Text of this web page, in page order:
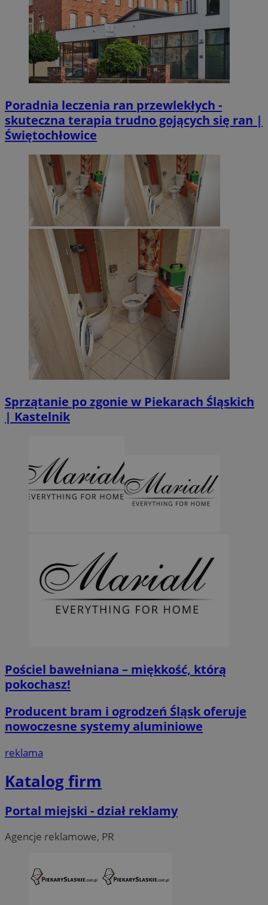
Poradnia leczenia ran przewlekłych -
skuteczna terapia trudno gojących się ran |
Świętochłowice
Sprzątanie po zgonie w Piekarach Śląskich
| Kastelnik
Pościel bawełniana – miękkość, którą
pokochasz!
Producent bram i ogrodzeń Śląsk oferuje
nowoczesne systemy aluminiowe
reklama
Katalog firm
Portal miejski - dział reklamy
Agencje reklamowe, PR